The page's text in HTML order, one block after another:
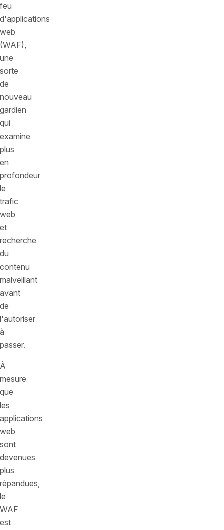
feu
d'applications
web
(WAF),
une
sorte
de
nouveau
gardien
qui
examine
plus
en
profondeur
le
trafic
web
et
recherche
du
contenu
malveillant
avant
de
l'autoriser
à
passer.
À
mesure
que
les
applications
web
sont
devenues
plus
répandues,
le
WAF
est